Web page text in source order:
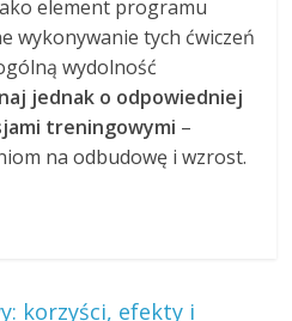
element programu
wykonywanie tych ćwiczeń
wydolność
jednak o odpowiedniej
treningowymi –
na odbudowę i wzrost.
korzyści, efekty i